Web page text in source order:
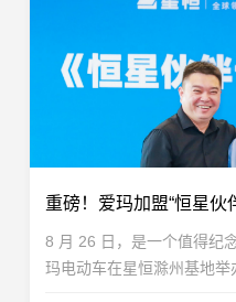
8 月 26 日，是一个值得纪
玛电动车在星恒滁州基地